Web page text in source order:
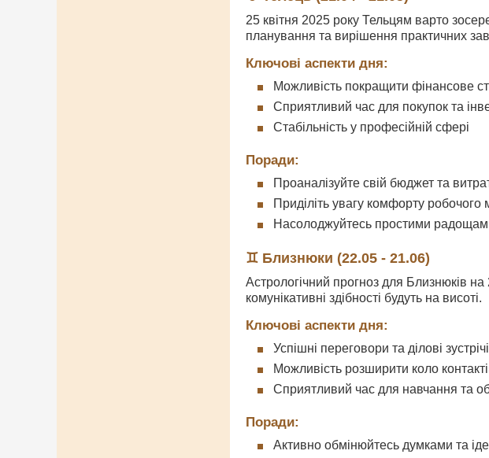
25 квітня 2025 року Тельцям варто
планування та вирішення практичних
Ключові аспекти дня:
Можливість покращити фінансове
Сприятливий час для покупок та
Стабільність у професійній сфері
Поради:
Проаналізуйте свій бюджет та
Приділіть увагу комфорту робочого
Насолоджуйтесь простими
♊ Близнюки (22.05 - 21.06)
Астрологічний прогноз для Близнюків
комунікативні здібності будуть на висоті.
Ключові аспекти дня:
Успішні переговори та ділові зустрічі
Можливість розширити коло
Сприятливий час для навчання та
Поради:
Активно обмінюйтесь думками та